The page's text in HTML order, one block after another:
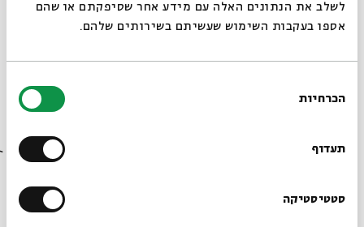
לשלב את הנתונים האלה עם מידע אחר שסיפקתם או שהם
אספו בעקבות השימוש שעשיתם בשירותים שלהם.
הסכמה
הכרחיות
תעדוף
סטטיסטיקה